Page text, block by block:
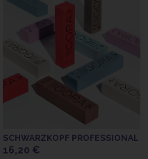
SCHWARZKOPF PROFESSIONAL
16,20 €